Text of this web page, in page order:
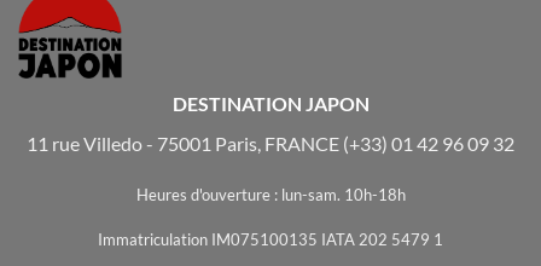
DESTINATION JAPON
11 rue Villedo - 75001 Paris, FRANCE (+33) 01 42 96 09 32
Heures d'ouverture : lun-sam. 10h-18h
Immatriculation IM075100135 IATA 202 5479 1